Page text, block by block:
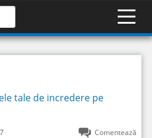
tale de incredere pe
Comentează